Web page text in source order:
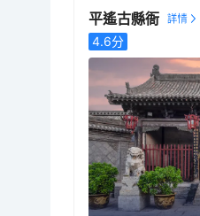
平遙古縣衙
4.6分